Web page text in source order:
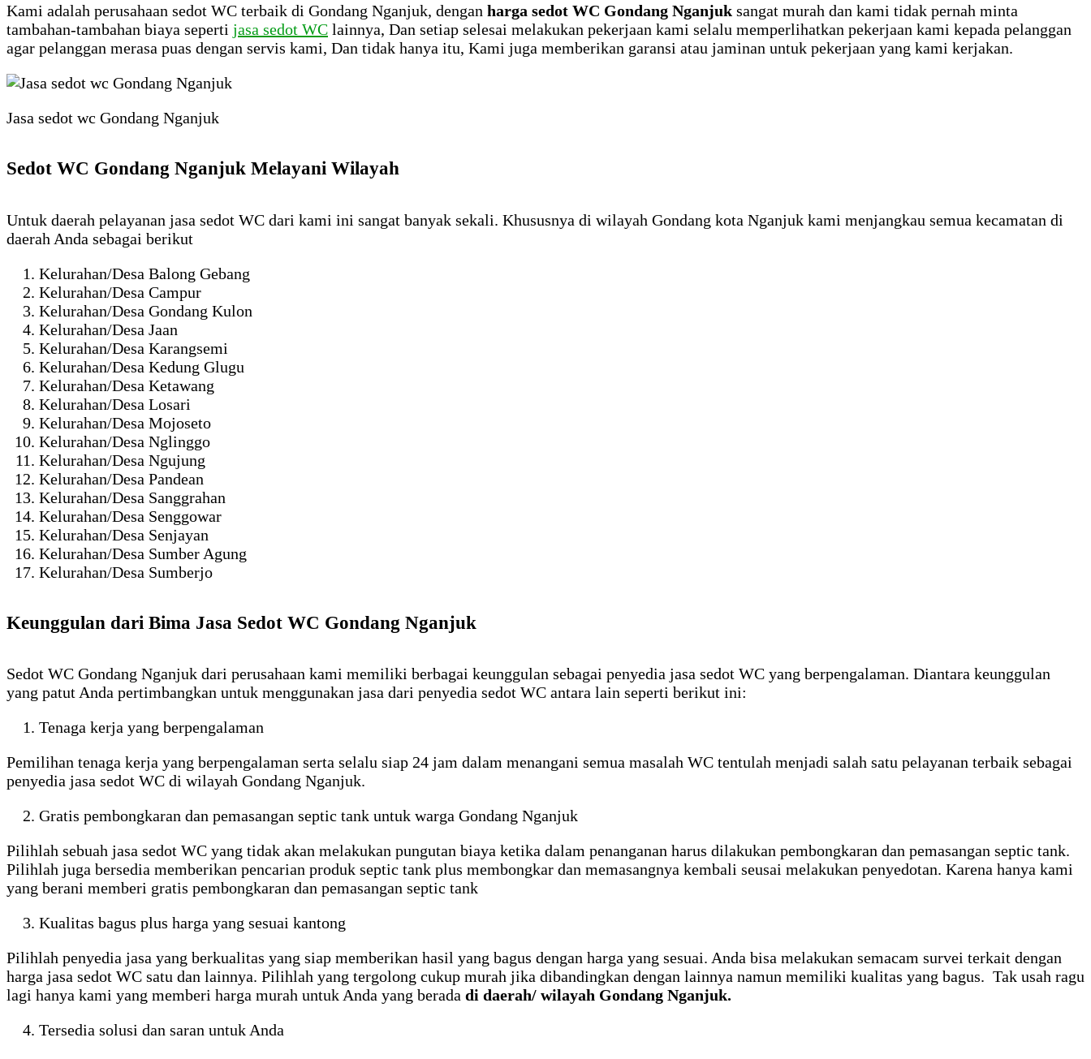
Kami adalah perusahaan sedot WC terbaik di Gondang Nganjuk, dengan harga sedot WC Gondang Nganjuk sangat murah dan kami tidak pernah minta
tambahan-tambahan biaya seperti jasa sedot WC lainnya, Dan setiap selesai melakukan pekerjaan kami selalu memperlihatkan pekerjaan kami kepada pelanggan
agar pelanggan merasa puas dengan servis kami, Dan tidak hanya itu, Kami juga memberikan garansi atau jaminan untuk pekerjaan yang kami kerjakan.
Jasa sedot wc Gondang Nganjuk
Sedot WC Gondang Nganjuk Melayani Wilayah
Untuk daerah pelayanan jasa sedot WC dari kami ini sangat banyak sekali. Khususnya di wilayah Gondang kota Nganjuk kami menjangkau semua kecamatan di
daerah Anda sebagai berikut
Kelurahan/Desa Balong Gebang
Kelurahan/Desa Campur
Kelurahan/Desa Gondang Kulon
Kelurahan/Desa Jaan
Kelurahan/Desa Karangsemi
Kelurahan/Desa Kedung Glugu
Kelurahan/Desa Ketawang
Kelurahan/Desa Losari
Kelurahan/Desa Mojoseto
Kelurahan/Desa Nglinggo
Kelurahan/Desa Ngujung
Kelurahan/Desa Pandean
Kelurahan/Desa Sanggrahan
Kelurahan/Desa Senggowar
Kelurahan/Desa Senjayan
Kelurahan/Desa Sumber Agung
Kelurahan/Desa Sumberjo
Keunggulan dari Bima Jasa Sedot WC Gondang Nganjuk
Sedot WC Gondang Nganjuk dari perusahaan kami memiliki berbagai keunggulan sebagai penyedia jasa sedot WC yang berpengalaman. Diantara keunggulan
yang patut Anda pertimbangkan untuk menggunakan jasa dari penyedia sedot WC antara lain seperti berikut ini:
Tenaga kerja yang berpengalaman
Pemilihan tenaga kerja yang berpengalaman serta selalu siap 24 jam dalam menangani semua masalah WC tentulah menjadi salah satu pelayanan terbaik sebagai
penyedia jasa sedot WC di wilayah Gondang Nganjuk.
Gratis pembongkaran dan pemasangan septic tank untuk warga Gondang Nganjuk
Pilihlah sebuah jasa sedot WC yang tidak akan melakukan pungutan biaya ketika dalam penanganan harus dilakukan pembongkaran dan pemasangan septic tank.
Pilihlah juga bersedia memberikan pencarian produk septic tank plus membongkar dan memasangnya kembali seusai melakukan penyedotan. Karena hanya kami
yang berani memberi gratis pembongkaran dan pemasangan septic tank
Kualitas bagus plus harga yang sesuai kantong
Pilihlah penyedia jasa yang berkualitas yang siap memberikan hasil yang bagus dengan harga yang sesuai. Anda bisa melakukan semacam survei terkait dengan
harga jasa sedot WC satu dan lainnya. Pilihlah yang tergolong cukup murah jika dibandingkan dengan lainnya namun memiliki kualitas yang bagus. Tak usah ragu
lagi hanya kami yang memberi harga murah untuk Anda yang berada di daerah/ wilayah Gondang Nganjuk.
Tersedia solusi dan saran untuk Anda